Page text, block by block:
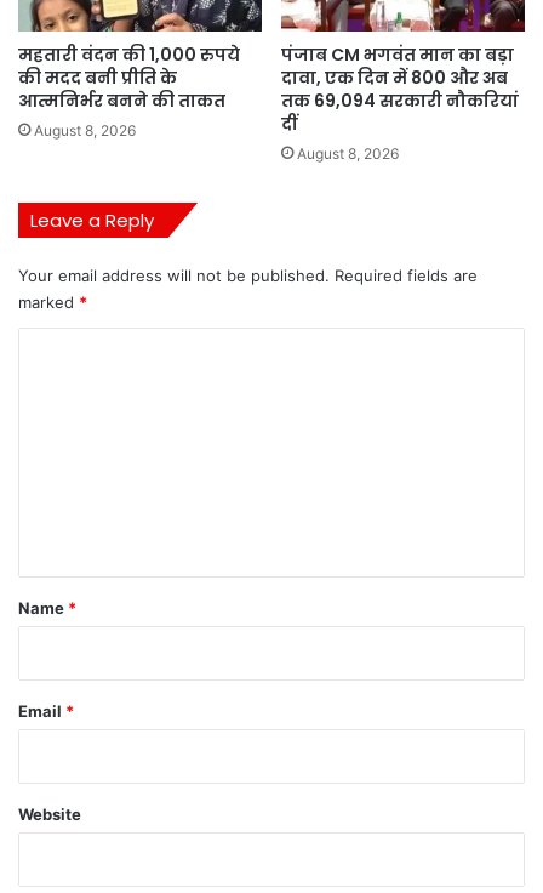
महतारी वंदन की 1,000 रुपये
की मदद बनी प्रीति के
आत्मनिर्भर बनने की ताकत
August 8, 2026
पंजाब CM भगवंत मान का बड़ा
दावा, एक दिन में 800 और अब
तक 69,094 सरकारी नौकरियां
दीं
August 8, 2026
Leave a Reply
Your email address will not be published. Required fields are
marked *
*
Name *
Email *
Website